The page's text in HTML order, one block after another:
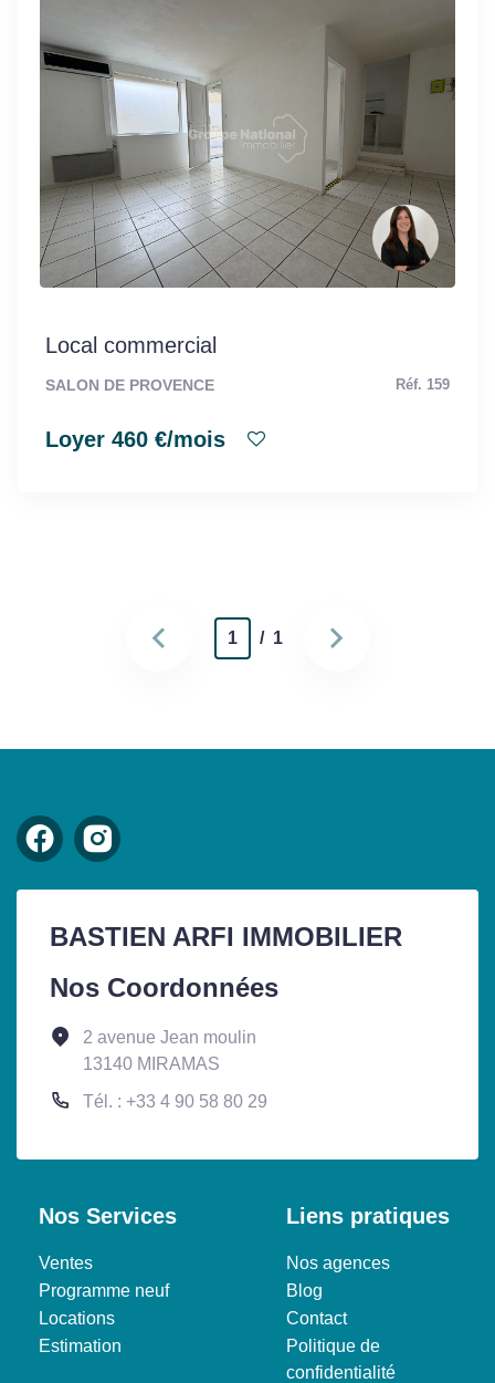
Local commercial
SALON DE PROVENCE Réf. 159
Loyer 460 €/mois
1 / 1
BASTIEN ARFI IMMOBILIER
Nos Coordonnées
2 avenue Jean moulin
13140 MIRAMAS
Tél. : +33 4 90 58 80 29
Nos Services
Ventes
Programme neuf
Locations
Estimation
Liens pratiques
Nos agences
Blog
Contact
Politique de
confidentialité